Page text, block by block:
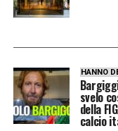
HANNO
svelo
della
calcio